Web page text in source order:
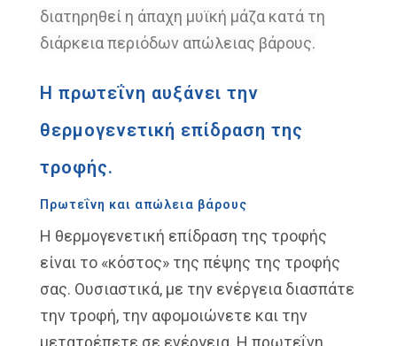
διατηρηθεί η άπαχη μυϊκή μάζα κατά τη
διάρκειαπεριόδων απώλειας βάρους.
Η πρωτεΐνη αυξάνει την
θερμογενετική επίδραση της
τροφής.
Πρωτεΐνη και απώλεια βάρους
Η θερμογενετική επίδραση της τροφής
είναι το «κόστος» της πέψης της τροφής
σας. Ουσιαστικά, με την ενέργεια διασπάτε
την τροφή, την αφομοιώνετε και την
μετατρέπετε σε ενέργεια. Η πρωτεΐνη